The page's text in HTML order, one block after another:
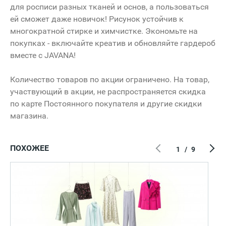
для росписи разных тканей и основ, а пользоваться
ей сможет даже новичок! Рисунок устойчив к
многократной стирке и химчистке. Экономьте на
покупках - включайте креатив и обновляйте гардероб
вместе с JAVANA!
Количество товаров по акции ограничено. На товар,
участвующий в акции, не распространяется скидка
по карте Постоянного покупателя и другие скидки
магазина.
ПОХОЖЕЕ 1 / 9